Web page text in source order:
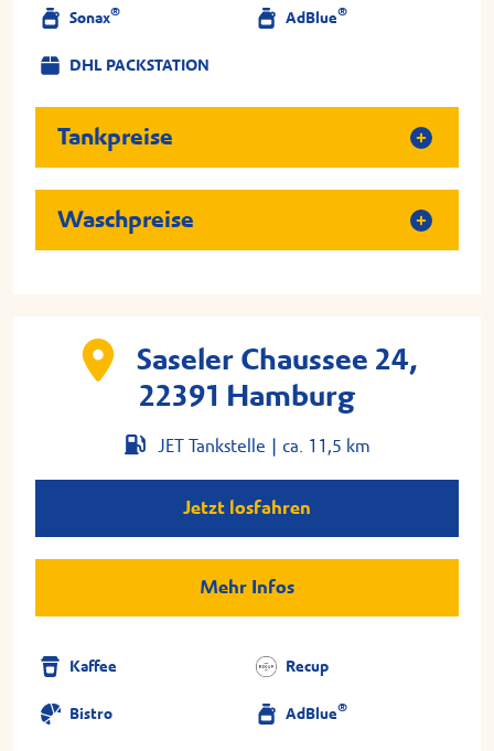
Sonax® AdBlue®
DHL PACKSTATION
Tankpreise
Waschpreise
Saseler Chaussee 24,
22391 Hamburg
JET Tankstelle | ca. 11,5 km
Jetzt losfahren
Mehr Infos
Kaffee Recup
Bistro AdBlue®